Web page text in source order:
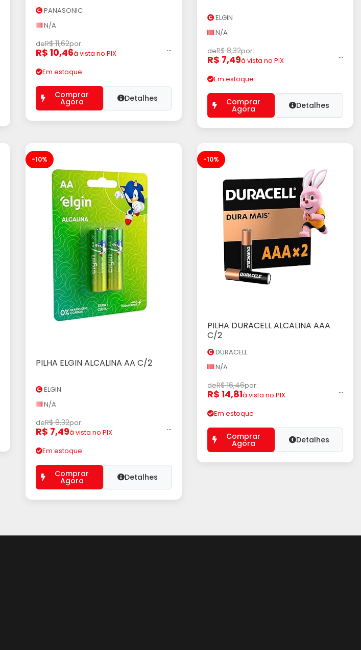
PANASONIC
N/A
deR$ 11,62por:
R$ 10,46à vista no PIX ...
Em estoque
Comprar
Agora Detalhes
ELGIN
N/A
deR$ 8,32por:
R$ 7,49à vista no PIX ...
Em estoque
Comprar
Agora Detalhes
-10%
Adicionar ao Carrinho
PILHA ELGIN ALCALINA AA C/2
ELGIN
N/A
deR$ 8,32por:
R$ 7,49à vista no PIX ...
Em estoque
Comprar
Agora Detalhes
-10%
Adicionar ao Carrinho
PILHA DURACELL ALCALINA AAA
C/2
DURACELL
N/A
deR$ 16,46por:
R$ 14,81à vista no PIX ...
Em estoque
Comprar
Agora Detalhes